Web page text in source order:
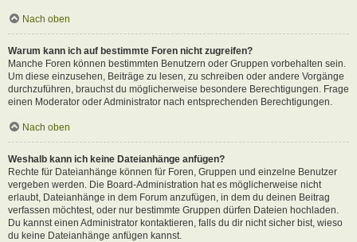
Nach oben
Warum kann ich auf bestimmte Foren nicht zugreifen?
Manche Foren können bestimmten Benutzern oder Gruppen vorbehalten sein.
Um diese einzusehen, Beiträge zu lesen, zu schreiben oder andere Vorgänge
durchzuführen, brauchst du möglicherweise besondere Berechtigungen. Frage
einen Moderator oder Administrator nach entsprechenden Berechtigungen.
Nach oben
Weshalb kann ich keine Dateianhänge anfügen?
Rechte für Dateianhänge können für Foren, Gruppen und einzelne Benutzer
vergeben werden. Die Board-Administration hat es möglicherweise nicht
erlaubt, Dateianhänge in dem Forum anzufügen, in dem du deinen Beitrag
verfassen möchtest, oder nur bestimmte Gruppen dürfen Dateien hochladen.
Du kannst einen Administrator kontaktieren, falls du dir nicht sicher bist, wieso
du keine Dateianhänge anfügen kannst.